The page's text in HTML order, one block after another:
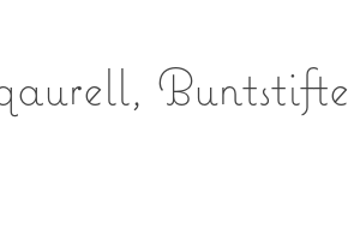
Buntstifte